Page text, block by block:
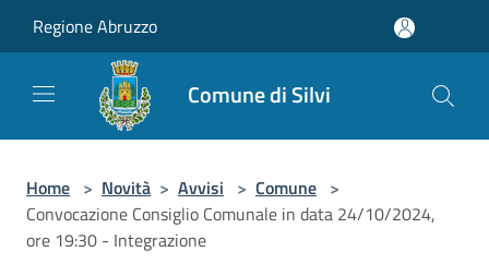
Regione Abruzzo
Comune di Silvi
Home > Novità > Avvisi > Comune >
Convocazione Consiglio Comunale in data 24/10/2024,
ore 19:30 - Integrazione